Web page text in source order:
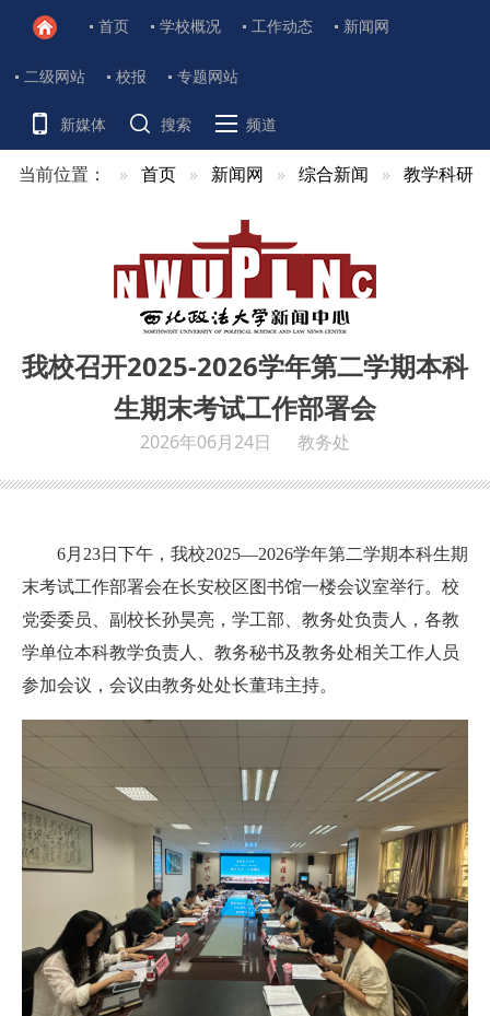
首页 学校概况 工作动态 新闻网
二级网站 校报 专题网站
新媒体 搜索 频道
当前位置： 首页 新闻网 综合新闻 教学科研
我校召开2025-2026学年第二学期本科
生期末考试工作部署会
2026年06月24日 教务处
6月23日下午，我校2025—2026学年第二学期本科生期
末考试工作部署会在长安校区图书馆一楼会议室举行。校
党委委员、副校长孙昊亮，学工部、教务处负责人，各教
学单位本科教学负责人、教务秘书及教务处相关工作人员
参加会议，会议由教务处处长董玮主持。